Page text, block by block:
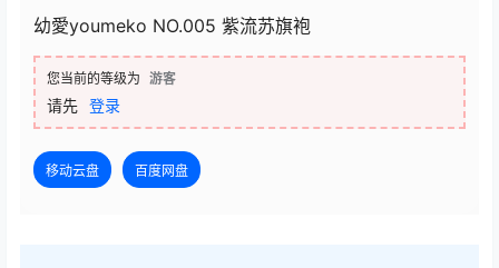
幼愛youmeko NO.005 紫流苏旗袍
您当前的等级为 游客
请先 登录
移动云盘 百度网盘